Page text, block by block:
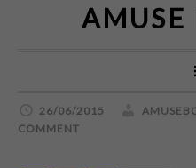
AMUSE
26/06/2015
COMMENT